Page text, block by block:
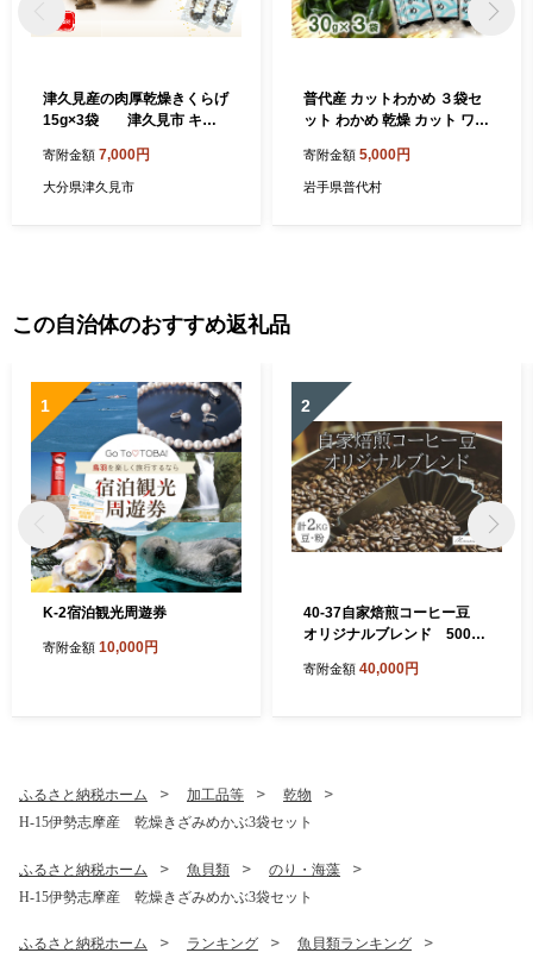
津久見産の肉厚乾燥きくらげ
15g×3袋 津久見市 キク
産 産地直送
寄附金額 7,000円
大分県津久見市
普代産 カットわかめ ３袋セ
ット わかめ 乾燥 カット ワカ
にどうぞ
寄附金額 5,000円
岩手県普代村
この自治体のおすすめ返礼品
1
K-2宿泊観光周遊券
寄附金額 10,000円
2
40-37自家焙煎コーヒー豆
オリジナルブレンド 500g×
寄附金額 40,000円
ふるさと納税ホーム 加工品等
乾物
H-15伊勢志摩産 乾燥きざみめかぶ3袋セット
ふるさと納税ホーム 魚貝類
のり・海藻
H-15伊勢志摩産 乾燥きざみめかぶ3袋セット
ふるさと納税ホーム ランキング 魚貝類ランキング